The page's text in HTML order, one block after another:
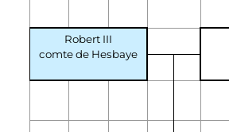
Robert III
comte de Hesbaye